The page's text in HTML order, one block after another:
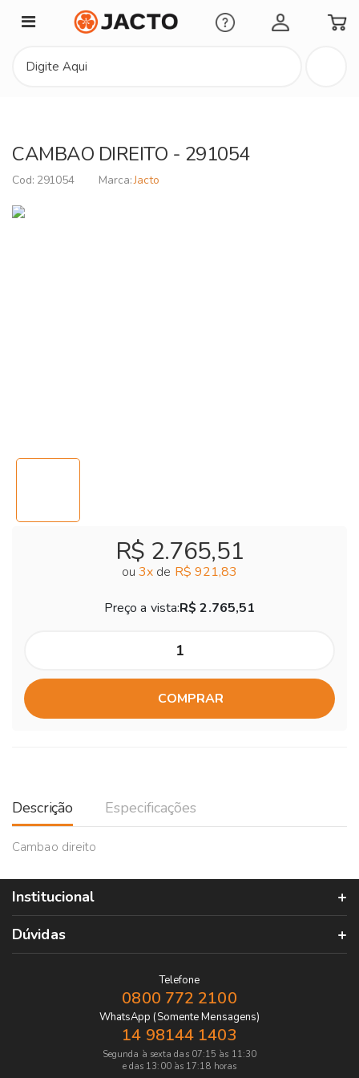
Minha Conta
CAMBAO DIREITO - 291054
291054 Jacto
R$ 2.765,51
ou 3x de R$ 921,83
Preço a vista:R$ 2.765,51
COMPRAR
Descrição Especificações
Cambao direito
Institucional
Dúvidas
Telefone
0800 772 2100
WhatsApp (Somente Mensagens)
14 98144 1403
Segunda à sexta das 07:15 às 11:30
e das 13:00 às 17:18 horas